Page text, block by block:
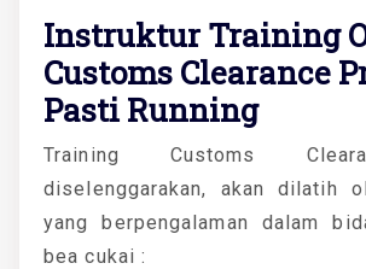
Instruktur Training
Customs Clearance
Pasti Running
Training Customs
diselenggarakan, akan dilatih
yang berpengalaman dalam
bea cukai :